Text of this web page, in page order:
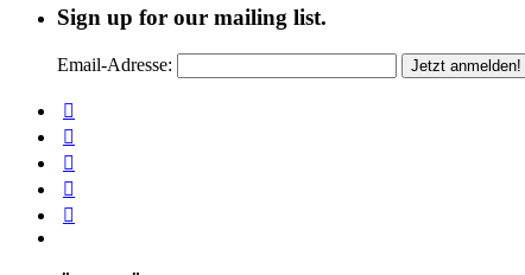
Sign up for our mailing list.
Email-Adresse: